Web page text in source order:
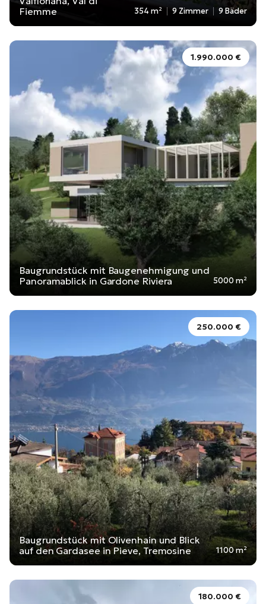
Fiemme
354 m² 9 Zimmer 9 Bäder
1.990.000 €
Baugrundstück mit Baugenehmigung und
Panoramablick in Gardone Riviera
5000 m²
250.000 €
Baugrundstück mit Olivenhain und Blick
auf den Gardasee in Pieve, Tremosine
1100 m²
180.000 €